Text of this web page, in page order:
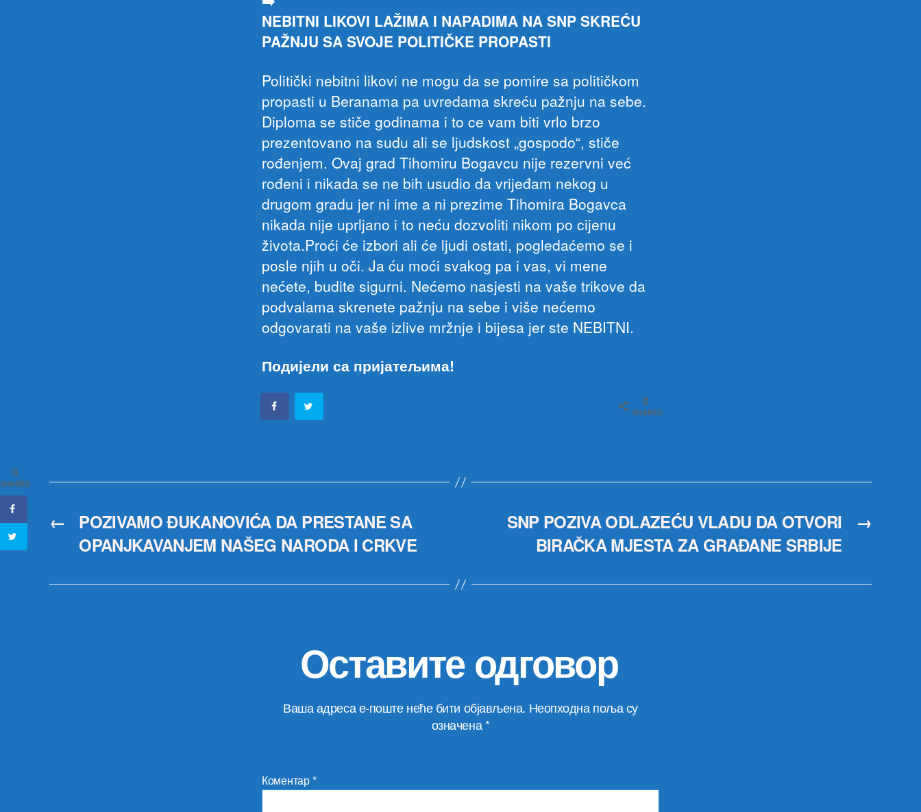
NEBITNI LIKOVI LAŽIMA I NAPADIMA NA SNP SKREĆU
PAŽNJU SA SVOJE POLITIČKE PROPASTI
Politički nebitni likovi ne mogu da se pomire sa političkom
propasti u Beranama pa uvredama skreću pažnju na sebe.
Diploma se stiče godinama i to ce vam biti vrlo brzo
prezentovano na sudu ali se ljudskost „gospodo“, stiče
rođenjem. Ovaj grad Tihomiru Bogavcu nije rezervni već
rođeni i nikada se ne bih usudio da vrijeđam nekog u
drugom gradu jer ni ime a ni prezime Tihomira Bogavca
nikada nije uprljano i to neću dozvoliti nikom po cijenu
života.Proći će izbori ali će ljudi ostati, pogledaćemo se i
posle njih u oči. Ja ću moći svakog pa i vas, vi mene
nećete, budite sigurni. Nećemo nasjesti na vaše trikove da
podvalama skrenete pažnju na sebe i više nećemo
odgovarati na vaše izlive mržnje i bijesa jer ste NEBITNI.
Подијели са пријатељима!
0
SHARES
←
POZIVAMO ĐUKANOVIĆA DA PRESTANE SA
OPANJKAVANJEM NAŠEG NARODA I CRKVE
→
SNP POZIVA ODLAZEĆU VLADU DA OTVORI
BIRAČKA MJESTA ZA GRAĐANE SRBIJE
Оставите одговор
Ваша адреса е-поште неће бити објављена. Неопходна поља су
означена *
Коментар*
0
SHARES